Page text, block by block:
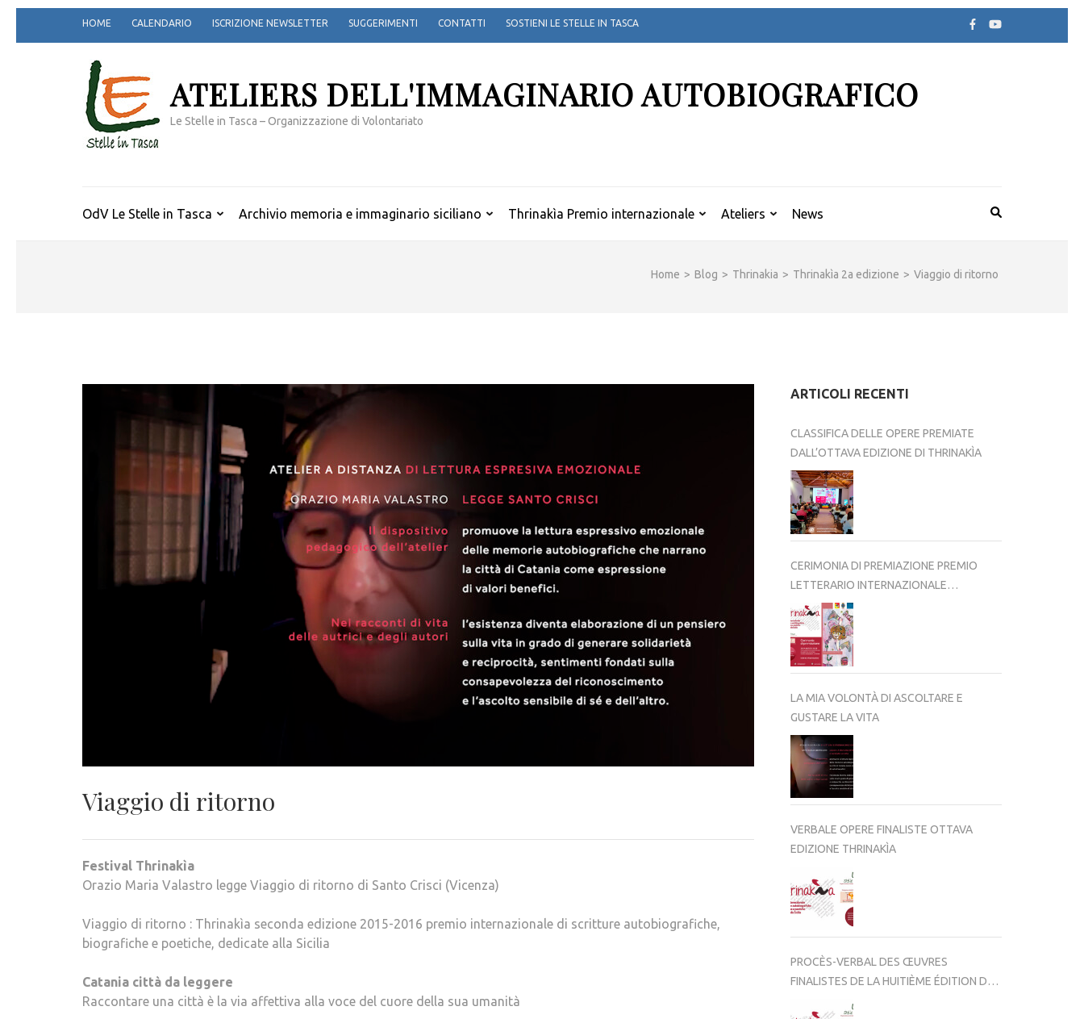
HOME CALENDARIO ISCRIZIONE NEWSLETTER SUGGERIMENTI CONTATTI SOSTIENI LE STELLE IN TASCA
ATELIERS DELL'IMMAGINARIO AUTOBIOGRAFICO
Le Stelle in Tasca – Organizzazione di Volontariato
OdV Le Stelle in Tasca Archivio memoria e immaginario siciliano Thrinakìa Premio internazionale Ateliers News
Home > Blog > Thrinakia > Thrinakìa 2a edizione > Viaggio di ritorno
Viaggio di ritorno
Festival Thrinakìa
Orazio Maria Valastro legge Viaggio di ritorno di Santo Crisci (Vicenza)
Viaggio di ritorno : Thrinakìa seconda edizione 2015-2016 premio internazionale di scritture autobiografiche,
biografiche e poetiche, dedicate alla Sicilia
Catania città da leggere
Raccontare una città è la via affettiva alla voce del cuore della sua umanità
ARTICOLI RECENTI
CLASSIFICA DELLE OPERE PREMIATE
DALL’OTTAVA EDIZIONE DI THRINAKÌA
CERIMONIA DI PREMIAZIONE PREMIO
LETTERARIO INTERNAZIONALE
THRINAKÌA – VIII EDIZIONE 2025-2026
LA MIA VOLONTÀ DI ASCOLTARE E
GUSTARE LA VITA
VERBALE OPERE FINALISTE OTTAVA
EDIZIONE THRINAKÌA
PROCÈS-VERBAL DES ŒUVRES
FINALISTES DE LA HUITIÈME ÉDITION DE